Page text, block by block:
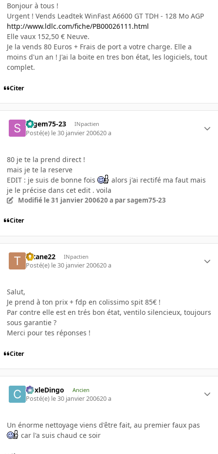
Bonjour à tous !
Urgent ! Vends Leadtek WinFast A6600 GT TDH - 128 Mo AGP
http://www.ldlc.com/fiche/PB00026111.html
Elle vaux 152,50 € Neuve.
Je la vends 80 Euros + Frais de port a votre charge. Elle a
moins d'un an ! J'ai la boite en tres bon état, les logiciels, tout
complet.
Citer
sagem75-23 INpactien
Posté(e) le 30 janvier 200620 a
80 je te la prend direct !
mais je te la reserve
EDIT : je suis de bonne fois
alors j'ai rectifé ma faut mais
je le précise dans cet edit . voila
Modifié le 31 janvier 200620 a par sagem75-23
Citer
tetane22 INpactien
Posté(e) le 30 janvier 200620 a
Salut,
Je prend à ton prix + fdp en colissimo spit 85€ !
Par contre elle est en trés bon état, ventilo silencieux, toujours
sous garantie ?
Merci pour tes réponses !
Citer
CoxleDingo Ancien
Posté(e) le 30 janvier 200620 a
Un énorme nettoyage viens d'être fait, au premier faux pas
car l'a suis chaud ce soir